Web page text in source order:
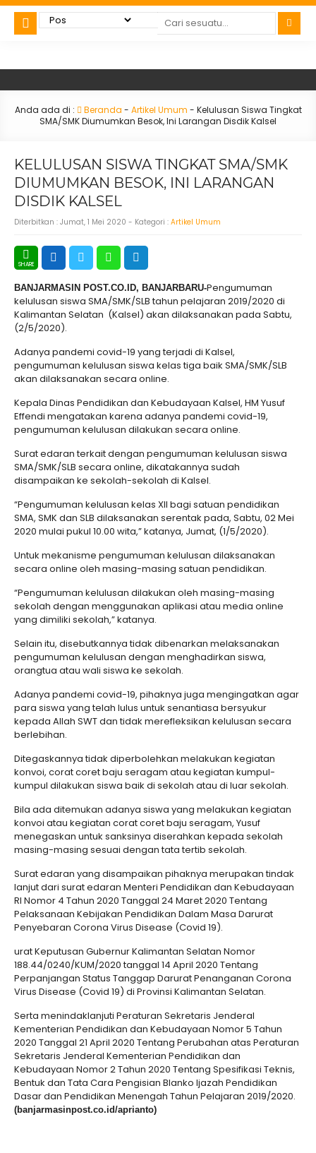
Anda ada di : Beranda - Artikel Umum - Kelulusan Siswa Tingkat
SMA/SMK Diumumkan Besok, Ini Larangan Disdik Kalsel
KELULUSAN SISWA TINGKAT SMA/SMK
DIUMUMKAN BESOK, INI LARANGAN
DISDIK KALSEL
Diterbitkan : Jumat, 1 Mei 2020 - Kategori : Artikel Umum
BANJARMASIN POST.CO.ID, BANJARBARU-Pengumuman
kelulusan siswa SMA/SMK/SLB tahun pelajaran 2019/2020 di
Kalimantan Selatan (Kalsel) akan dilaksanakan pada Sabtu,
(2/5/2020).
Adanya pandemi covid-19 yang terjadi di Kalsel,
pengumuman kelulusan siswa kelas tiga baik SMA/SMK/SLB
akan dilaksanakan secara online.
Kepala Dinas Pendidikan dan Kebudayaan Kalsel, HM Yusuf
Effendi mengatakan karena adanya pandemi covid-19,
pengumuman kelulusan dilakukan secara online.
Surat edaran terkait dengan pengumuman kelulusan siswa
SMA/SMK/SLB secara online, dikatakannya sudah
disampaikan ke sekolah-sekolah di Kalsel.
“Pengumuman kelulusan kelas XII bagi satuan pendidikan
SMA, SMK dan SLB dilaksanakan serentak pada, Sabtu, 02 Mei
2020 mulai pukul 10.00 wita,” katanya, Jumat, (1/5/2020).
Untuk mekanisme pengumuman kelulusan dilaksanakan
secara online oleh masing-masing satuan pendidikan.
“Pengumuman kelulusan dilakukan oleh masing-masing
sekolah dengan menggunakan aplikasi atau media online
yang dimiliki sekolah,” katanya.
Selain itu, disebutkannya tidak dibenarkan melaksanakan
pengumuman kelulusan dengan menghadirkan siswa,
orangtua atau wali siswa ke sekolah.
Adanya pandemi covid-19, pihaknya juga mengingatkan agar
para siswa yang telah lulus untuk senantiasa bersyukur
kepada Allah SWT dan tidak merefleksikan kelulusan secara
berlebihan.
Ditegaskannya tidak diperbolehkan melakukan kegiatan
konvoi, corat coret baju seragam atau kegiatan kumpul-
kumpul dilakukan siswa baik di sekolah atau di luar sekolah.
Bila ada ditemukan adanya siswa yang melakukan kegiatan
konvoi atau kegiatan corat coret baju seragam, Yusuf
menegaskan untuk sanksinya diserahkan kepada sekolah
masing-masing sesuai dengan tata tertib sekolah.
Surat edaran yang disampaikan pihaknya merupakan tindak
lanjut dari surat edaran Menteri Pendidikan dan Kebudayaan
RI Nomor 4 Tahun 2020 Tanggal 24 Maret 2020 Tentang
Pelaksanaan Kebijakan Pendidikan Dalam Masa Darurat
Penyebaran Corona Virus Disease (Covid 19).
urat Keputusan Gubernur Kalimantan Selatan Nomor
188.44/0240/KUM/2020 tanggal 14 April 2020 Tentang
Perpanjangan Status Tanggap Darurat Penanganan Corona
Virus Disease (Covid 19) di Provinsi Kalimantan Selatan.
Serta menindaklanjuti Peraturan Sekretaris Jenderal
Kementerian Pendidikan dan Kebudayaan Nomor 5 Tahun
2020 Tanggal 21 April 2020 Tentang Perubahan atas Peraturan
Sekretaris Jenderal Kementerian Pendidikan dan
Kebudayaan Nomor 2 Tahun 2020 Tentang Spesifikasi Teknis,
Bentuk dan Tata Cara Pengisian Blanko Ijazah Pendidikan
Dasar dan Pendidikan Menengah Tahun Pelajaran 2019/2020.
(banjarmasinpost.co.id/aprianto)